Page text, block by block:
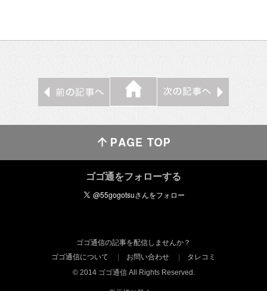
ゴゴ通をフォローする
ゴゴ通信の記事を配信しませんか？
ゴゴ通信について
お問い合わせ
タレコミ
© 2014 ゴゴ通信 All Rights Reserved.